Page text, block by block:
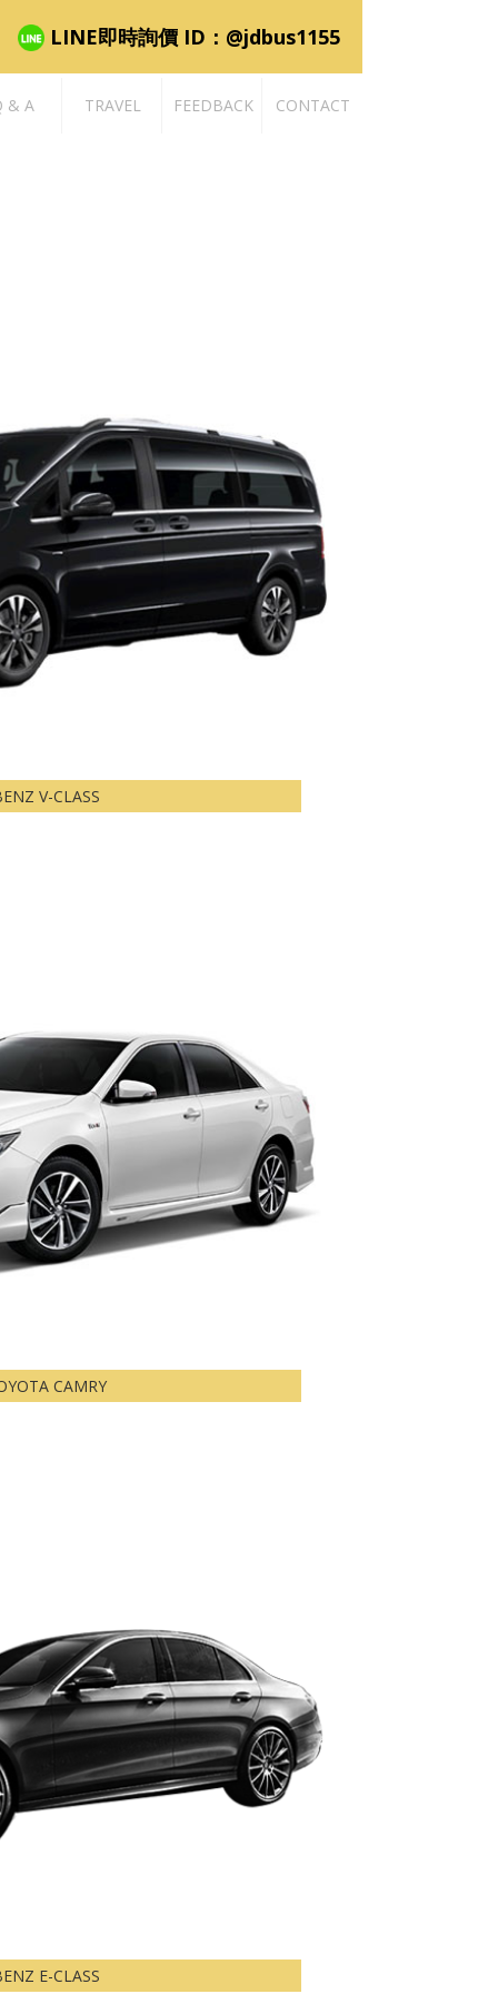
LINE即時詢價 ID：@jdbus1155
& A TRAVEL FEEDBACK CONTACT
V-CLASS
CAMRY
E-CLASS